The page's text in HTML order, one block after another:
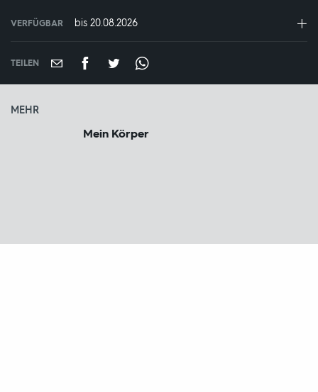
jahr:
VERFÜGBAR bis 20.08.2026
TEILEN
MEHR
Mein Körper